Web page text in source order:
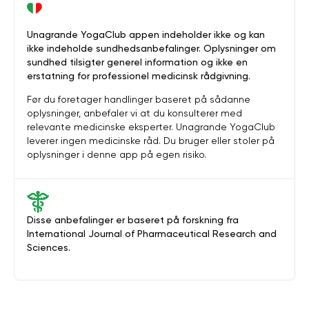
Disse anbefalinger er baseret på forskning fra
International Journal of Pharmaceutical Research and
Sciences.
Unagrande YogaClub appen indeholder ikke og kan
ikke indeholde sundhedsanbefalinger. Oplysninger om
sundhed tilsigter generel information og ikke en
erstatning for professionel medicinsk rådgivning.
Før du foretager handlinger baseret på sådanne
oplysninger, anbefaler vi at du konsulterer med
relevante medicinske eksperter. Unagrande YogaClub
leverer ingen medicinske råd. Du bruger eller stoler på
oplysninger i denne app på egen risiko.